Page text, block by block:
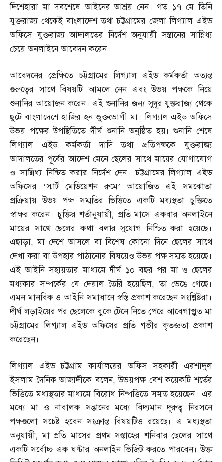
দিশেহারা মা সবশেষে আইনের আশ্রয় নেন। গত ১৭ মে তিনি
যুক্তরাজ্য থেকেই বাংলাদেশ তথা চট্টগ্রামের জেলা লিগ্যাল এইড
অফিসে যুক্তরাজ্য আদালতের নির্দেশ অনুযায়ী সন্তানের সান্নিধ্য
চেয়ে অনলাইনে আবেদন করেন।
আবেদনের প্রেক্ষিতে চট্টগ্রামের লিগ্যাল এইড কর্মকর্তা অত্যন্ত
গুরুত্বের সাথে বিষয়টি আমলে নেন এবং উভয় পক্ষকে নিয়ে
শুনানির আয়োজন করেন। এই শুনানির জন্য সুদূর যুক্তরাজ্য থেকে
ছুটে বাংলাদেশে হাজির হন ভুক্তভোগী মা। লিগ্যাল এইড অফিসে
উভয় পক্ষের উপস্থিতিতে দীর্ঘ শুনানি অনুষ্ঠিত হয়। শুনানি শেষে
লিগ্যাল এইড কর্মকর্তা দাদি তথা প্রতিপক্ষকে যুক্তরাজ্য
আদালতের পূর্বের আদেশ মেনে ছেলের সাথে মায়ের যোগাযোগ
ও সান্নিধ্য নিশ্চিত করার নির্দেশ দেন। চট্টগ্রামের লিগ্যাল এইড
অফিসের ‘স্মার্ট মেডিয়েশন রুমে’ আয়োজিত এই সমঝোতা
প্রক্রিয়ায় উভয় পক্ষ সম্মতির ভিত্তিতে একটি মধ্যস্থতা চুক্তিতে
স্বাক্ষর করেন। চুক্তির শর্তানুযায়ী, প্রতি মাসে একবার অনলাইনে
মায়ের সাথে ছেলের কথা বলার সুযোগ নিশ্চিত করা হয়েছে।
এছাড়া,মা দেশে আসলে বা বিশেষ কোনো দিনে ছেলের সাথে
দেখা করা বা উপহার পাঠানোর বিষয়েও উভয় পক্ষ সম্মত হয়েছে।
এই আইনি সহায়তার মাধ্যমে দীর্ঘ ১০ বছর পর মা ও ছেলের
মধ্যকার সম্পর্কের যে দেয়াল তৈরি হয়েছিল,তা ভেঙে গেছে।
এমন মানবিক ও আইনি সমাধানে স্বস্তি প্রকাশ করেছেন সংশ্লিষ্টরা।
দীর্ঘ লড়াইয়ের পর ছেলেকে বুকে টেনে নিতে পেরে আবেগাপ্লুত মা
চট্টগ্রামের লিগ্যাল এইড অফিসের প্রতি গভীর কৃতজ্ঞতা প্রকাশ
করেছেন।
লিগ্যাল এইড চট্টগ্রাম কার্যালয়ের অফিস সহকারী এরশাদুল
ইসলাম দৈনিক আজাদীকে বলেন,উভয়পক্ষ বেশ কয়েকটি শর্তের
ভিত্তিতে মধ্যস্থতার মাধ্যমে বিরোধ নিষ্পত্তিতে সম্মত হয়েছেন। এর
মধ্যে মা ও নাবালক সন্তানের মধ্যে বিদ্যমান দূরুত্ব নিরসনে
পক্ষগুলো সচেষ্ট হবেন সংক্রান্ত বিষয়টিও রয়েছে। এ মধ্যস্থতা
অনুযায়ী,মা প্রতি মাসের প্রথম সপ্তাহের শনিবার ছেলের সাথে
একটি সর্বোচ্চ এক ঘণ্টার অনলাইন ভিজিট করতে পারবেন। উক্ত